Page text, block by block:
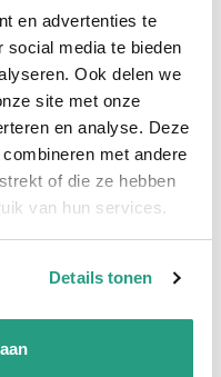
en advertenties te
social media te bieden
Ook delen we
site met onze
en analyse. Deze
met andere
of die ze hebben
van hun services.
Details tonen
32mm
08:00 tot 17:00 uur.